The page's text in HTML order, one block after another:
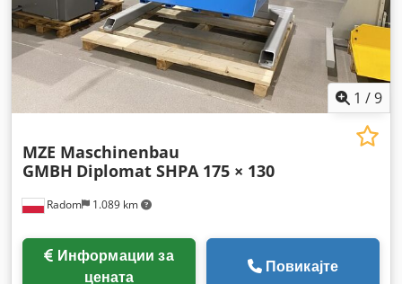
1 /9
Radom 1.089 km
MZE Maschinenbau
GMBH Diplomat SHPA 175 × 130
цената
Повикајте